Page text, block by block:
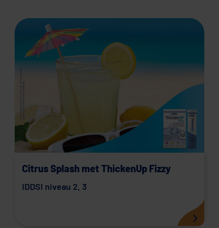
Citrus Splash met ThickenUp Fizzy
IDDSI niveau 2, 3